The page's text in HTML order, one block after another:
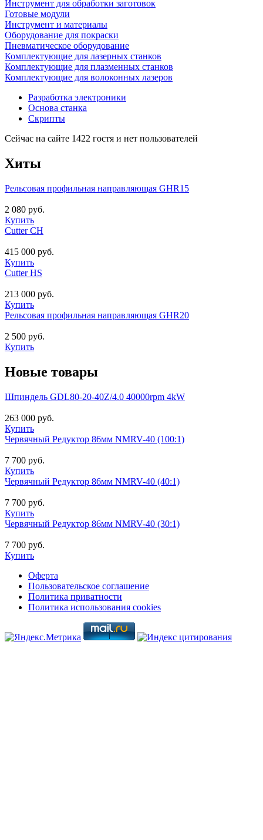
Инструмент для обработки заготовок
Готовые модули
Инструмент и материалы
Оборудование для покраски
Пневматическое оборудование
Комплектующие для лазерных станков
Комплектующие для плазменных станков
Комплектующие для волоконных лазеров
Разработка электроники
Основа станка
Скрипты
Сейчас на сайте 1422 гостя и нет пользователей
Хиты
Рельсовая профильная направляющая GHR15
2 080 руб.
Купить
Cutter CH
415 000 руб.
Купить
Cutter HS
213 000 руб.
Купить
Рельсовая профильная направляющая GHR20
2 500 руб.
Купить
Новые товары
Шпиндель GDL80-20-40Z/4.0 40000rpm 4kW
263 000 руб.
Купить
Червячный Редуктор 86мм NMRV-40 (100:1)
7 700 руб.
Купить
Червячный Редуктор 86мм NMRV-40 (40:1)
7 700 руб.
Купить
Червячный Редуктор 86мм NMRV-40 (30:1)
7 700 руб.
Купить
Оферта
Пользовательское соглашение
Политика приватности
Политика использования cookies